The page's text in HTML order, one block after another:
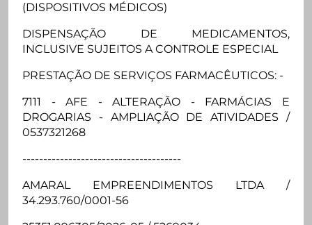
(DISPOSITIVOS MÉDICOS)
DISPENSAÇÃO DE MEDICAMENTOS,
INCLUSIVE SUJEITOS A CONTROLE ESPECIAL
PRESTAÇÃO DE SERVIÇOS FARMACÊUTICOS: -
7111 - AFE - ALTERAÇÃO - FARMÁCIAS E
DROGARIAS - AMPLIAÇÃO DE ATIVIDADES /
0537321268
--------------------------------------
AMARAL EMPREENDIMENTOS LTDA /
34.293.760/0001-56